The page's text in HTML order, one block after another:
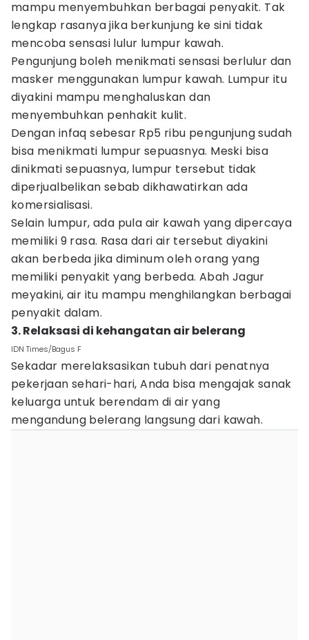
mampu menyembuhkan berbagai penyakit. Tak
lengkap rasanya jika berkunjung ke sini tidak
mencoba sensasi lulur lumpur kawah.
Pengunjung boleh menikmati sensasi berlulur dan
masker menggunakan lumpur kawah. Lumpur itu
diyakini mampu menghaluskan dan
menyembuhkan penhakit kulit.
Dengan infaq sebesar Rp5 ribu pengunjung sudah
bisa menikmati lumpur sepuasnya. Meski bisa
dinikmati sepuasnya, lumpur tersebut tidak
diperjualbelikan sebab dikhawatirkan ada
komersialisasi.
Selain lumpur, ada pula air kawah yang dipercaya
memiliki 9 rasa. Rasa dari air tersebut diyakini
akan berbeda jika diminum oleh orang yang
memiliki penyakit yang berbeda. Abah Jagur
meyakini, air itu mampu menghilangkan berbagai
penyakit dalam.
3. Relaksasi di kehangatan air belerang
IDN Times/Bagus F
Sekadar merelaksasikan tubuh dari penatnya
pekerjaan sehari-hari, Anda bisa mengajak sanak
keluarga untuk berendam di air yang
mengandung belerang langsung dari kawah.